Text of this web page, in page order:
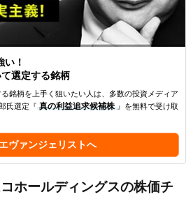
！
選定する銘柄
銘柄を上手く狙いたい人は、多数の投資メディア
氏選定『 真の利益追求候補株 』を無料で受け取
ヴァンジェリストへ
ホールディングスの株価チ